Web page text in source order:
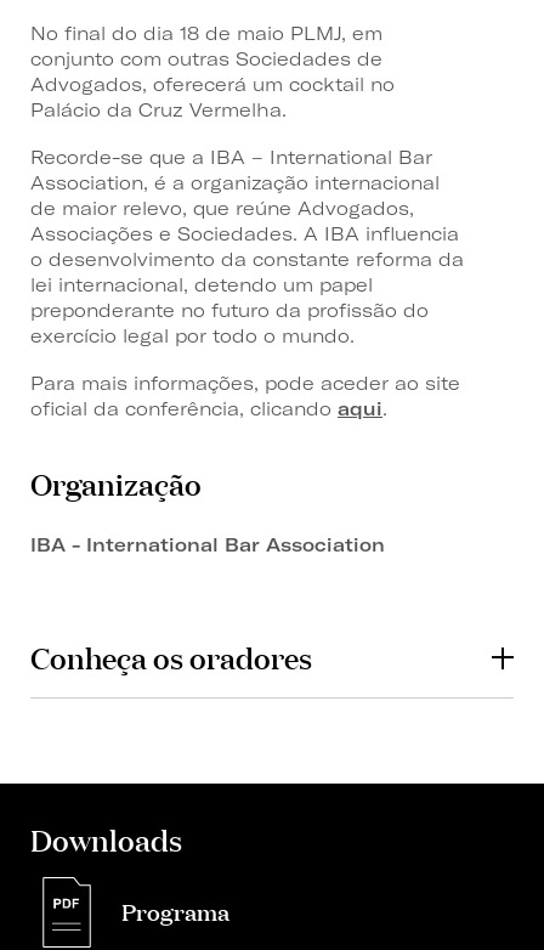
No final do dia 18 de maio PLMJ, em
conjunto com outras Sociedades de
Advogados, oferecerá um cocktail no
Palácio da Cruz Vermelha.
Recorde-se que a IBA – International Bar
Association, é a organização internacional
de maior relevo, que reúne Advogados,
Associações e Sociedades. A IBA influencia
o desenvolvimento da constante reforma da
lei internacional, detendo um papel
preponderante no futuro da profissão do
exercício legal por todo o mundo.
Para mais informações, pode aceder ao site
oficial da conferência, clicando aqui.
Organização
IBA - International Bar Association
Conheça os oradores
Downloads
Programa